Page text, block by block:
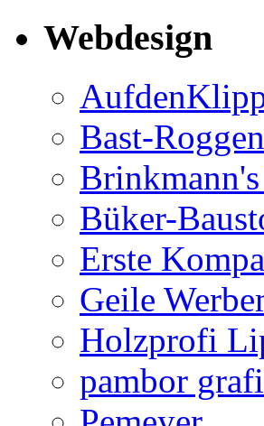
Webdesign
Bast-
Büker-
Erste
Geile
Holzprofi
pambor